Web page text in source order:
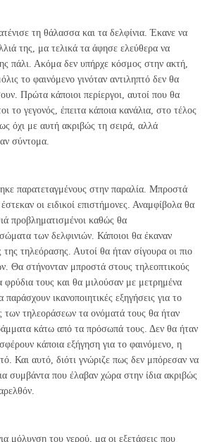
τη θάλασσα και τα δελφίνια. Έκανε να
της, μα τελικά τα άφησε ελεύθερα να
πάλι. Ακόμα δεν υπήρχε κόσμος στην ακτή,
το φαινόμενο γινόταν αντιληπτό δεν θα
Πρώτα κάποιοι περίεργοι, αυτοί που θα
το γεγονός, έπειτα κάποια κανάλια, στο τέλος
όχι με αυτή ακριβώς τη σειρά, αλλά
σύντομα.
παρατεταγμένους στην παραλία. Μπροστά
οι ειδικοί επιστήμονες. Αναμφίβολα θα
προβληματισμένοι καθώς θα
των δελφινιών. Κάποιοι θα έκαναν
της τηλεόρασης. Αυτοί θα ήταν σίγουρα οι πιο
Θα στήνονταν μπροστά στους τηλεοπτικούς
φρύδια τους και θα μιλούσαν με μετρημένα
ικανοποιητικές εξηγήσεις για το
των τηλεοράσεων τα ονόματά τους θα ήταν
κάτω από τα πρόσωπά τους. Δεν θα ήταν
κάποια εξήγηση για το φαινόμενο, η
Και αυτό, διότι γνώριζε πως δεν μπόρεσαν να
συμβάντα που έλαβαν χώρα στην ίδια ακριβώς
μόλυνση του νερού, μα οι εξετάσεις που